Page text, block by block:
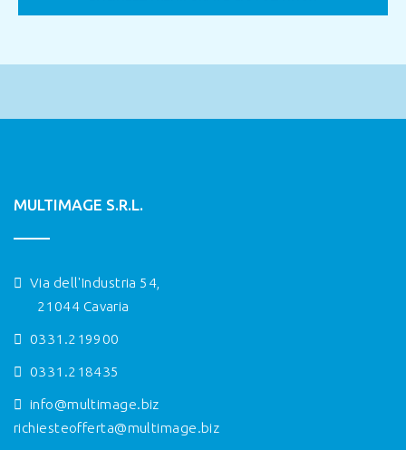
MULTIMAGE S.R.L.
Via dell'Industria 54,
21044 Cavaria
0331.219900
0331.218435
info@multimage.biz
richiesteofferta@multimage.biz